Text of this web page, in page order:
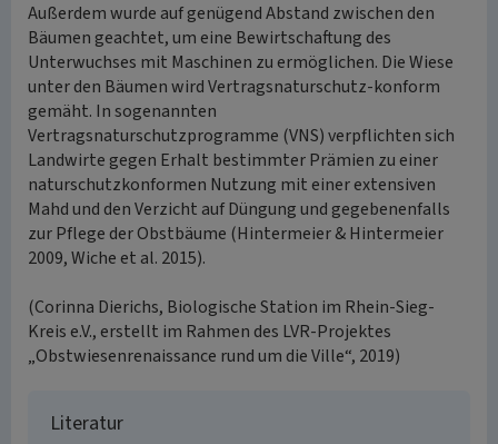
Außerdem wurde auf genügend Abstand zwischen den
Bäumen geachtet, um eine Bewirtschaftung des
Unterwuchses mit Maschinen zu ermöglichen. Die Wiese
unter den Bäumen wird Vertragsnaturschutz-konform
gemäht. In sogenannten
Vertragsnaturschutzprogramme (VNS) verpflichten sich
Landwirte gegen Erhalt bestimmter Prämien zu einer
naturschutzkonformen Nutzung mit einer extensiven
Mahd und den Verzicht auf Düngung und gegebenenfalls
zur Pflege der Obstbäume (Hintermeier & Hintermeier
2009, Wiche et al. 2015).
(Corinna Dierichs, Biologische Station im Rhein-Sieg-
Kreis e.V., erstellt im Rahmen des LVR-Projektes
„Obstwiesenrenaissance rund um die Ville“, 2019)
Literatur